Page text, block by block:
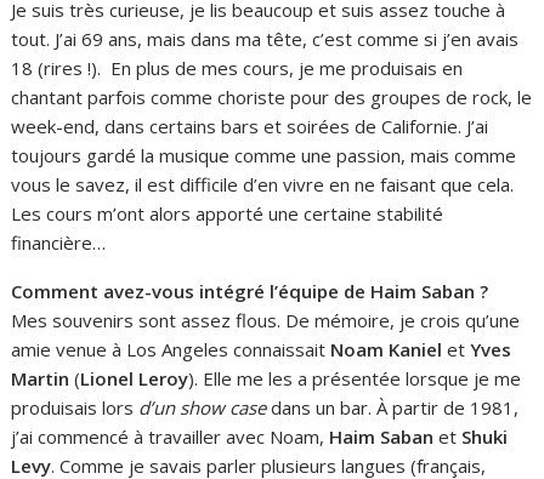
Je suis très curieuse, je lis beaucoup et suis assez touche à
tout. J’ai 69 ans, mais dans ma tête, c’est comme si j’en avais
18 (rires !). En plus de mes cours, je me produisais en
chantant parfois comme choriste pour des groupes de rock, le
week-end, dans certains bars et soirées de Californie. J’ai
toujours gardé la musique comme une passion, mais comme
vous le savez, il est difficile d’en vivre en ne faisant que cela.
Les cours m’ont alors apporté une certaine stabilité
financière…
Comment avez-vous intégré l’équipe de Haim Saban ?
Mes souvenirs sont assez flous. De mémoire, je crois qu’une
amie venue à Los Angeles connaissait Noam Kaniel etYves
Martin (Lionel Leroy). Elle me les a présentée lorsque je me
produisais lors d’un show casedans un bar. À partir de 1981,
j’ai commencé à travailler avec Noam, Haim Saban et Shuki
Levy. Comme je savais parler plusieurs langues (français,